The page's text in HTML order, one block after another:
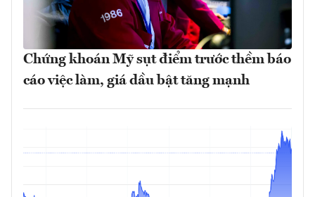
Chứng khoán Mỹ sụt điểm trước thềm báo
cáo việc làm, giá dầu bật tăng mạnh